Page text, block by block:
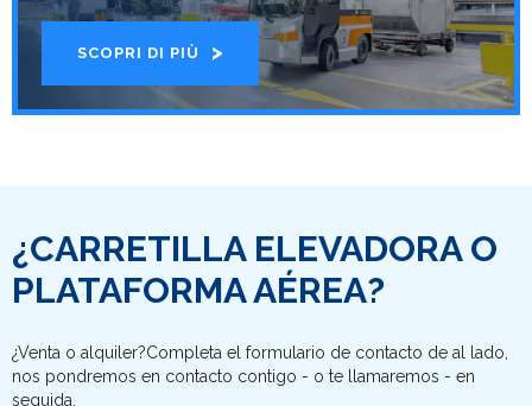
SCOPRI DI PIÙ
¿CARRETILLA ELEVADORA O
PLATAFORMA AÉREA?
¿Venta o alquiler?Completa el formulario de contacto de al lado,
nos pondremos en contacto contigo - o te llamaremos - en
seguida.